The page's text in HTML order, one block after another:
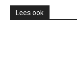
Lees ook